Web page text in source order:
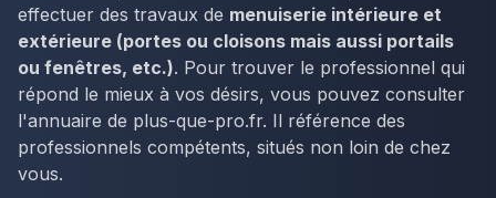
effectuer des travaux de menuiserie intérieure et
extérieure (portes ou cloisons mais aussi portails
ou fenêtres, etc.). Pour trouver le professionnel qui
répond le mieux à vos désirs, vous pouvez consulter
l'annuaire de plus-que-pro.fr. Il référence des
professionnels compétents, situés non loin de chez
vous.